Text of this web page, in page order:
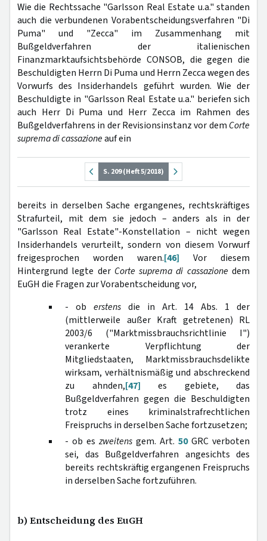
Wie die Rechtssache "Garlsson Real Estate u.a." standen
auch die verbundenen Vorabentscheidungsverfahren "Di
Puma" und "Zecca" im Zusammenhang mit
Bußgeldverfahren der italienischen
Finanzmarktaufsichtsbehörde CONSOB, die gegen die
Beschuldigten Herrn Di Puma und Herrn Zecca wegen des
Vorwurfs des Insiderhandels geführt wurden. Wie der
Beschuldigte in "Garlsson Real Estate u.a." beriefen sich
auch Herr Di Puma und Herr Zecca im Rahmen des
Bußgeldverfahrens in der Revisionsinstanz vor dem Corte
suprema di cassazioneauf ein
S. 209 (Heft 5/2018)
bereits in derselben Sache ergangenes, rechtskräftiges
Strafurteil, mit dem sie jedoch – anders als in der
"Garlsson Real Estate"-Konstellation – nicht wegen
Insiderhandels verurteilt, sondern von diesem Vorwurf
freigesprochen worden waren.[46] Vor diesem
Hintergrund legte der Corte suprema di cassazionedem
EuGH die Fragen zur Vorabentscheidung vor,
- ob erstens die in Art. 14 Abs. 1 der
(mittlerweile außer Kraft getretenen) RL
2003/6 ("Marktmissbrauchsrichtlinie I")
verankerte Verpflichtung der
Mitgliedstaaten, Marktmissbrauchsdelikte
wirksam, verhältnismäßig und abschreckend
zu ahnden,[47] es gebiete, das
Bußgeldverfahren gegen die Beschuldigten
trotz eines kriminalstrafrechtlichen
Freispruchs in derselben Sache fortzusetzen;
- ob es zweitens gem. Art. 50GRC verboten
sei, das Bußgeldverfahren angesichts des
bereits rechtskräftig ergangenen Freispruchs
in derselben Sache fortzuführen.
b) Entscheidung des EuGH